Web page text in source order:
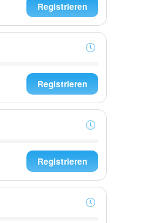
Registrieren
Registrieren
Registrieren